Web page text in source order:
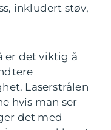
inkludert støv,
er det viktig å
Laserstrålen
hvis man ser
det med